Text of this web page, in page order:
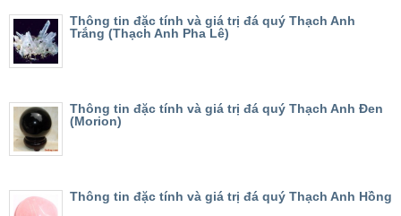
Thông tin đặc tính và giá trị đá quý Thạch Anh
Trắng (Thạch Anh Pha Lê)
Thông tin đặc tính và giá trị đá quý Thạch Anh Đen
(Morion)
Thông tin đặc tính và giá trị đá quý Thạch Anh Hồng